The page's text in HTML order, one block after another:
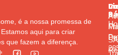
é a nossa promessa de
aqui para criar
que fazem a diferença.
Av